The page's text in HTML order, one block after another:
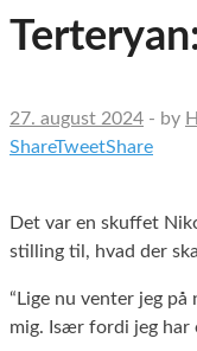
27. august 2024 - by
ShareTweetShare
Det var en skuffet
stilling til, hvad der
“Lige nu venter jeg
mig. Især fordi jeg har